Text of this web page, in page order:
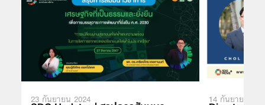
23 กันยายน 2024 14 กันยายน